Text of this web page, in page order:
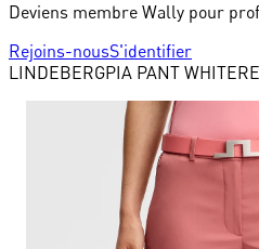
Deviens membre Wally pour
Rejoins-nousS'identifier
LINDEBERGPIA PANT